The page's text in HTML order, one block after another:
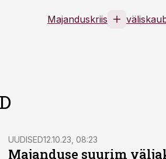
Majanduskriis
UUDISED12.10.23, 08:23
Majanduse suurim